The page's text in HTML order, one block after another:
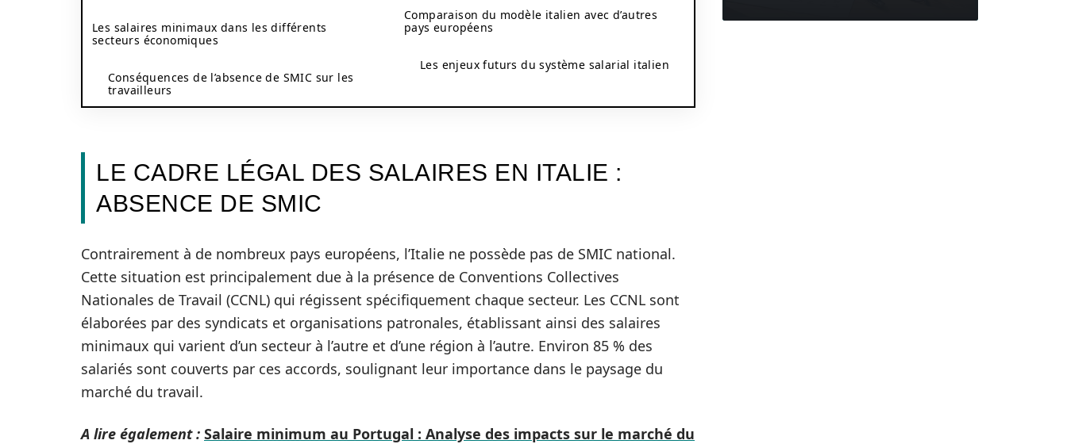
Les salaires minimaux dans les différents
secteurs économiques
Conséquences de l’absence de SMIC sur les
travailleurs
Comparaison du modèle italien avec d’autres
pays européens
Les enjeux futurs du système salarial italien
LE CADRE LÉGAL DES SALAIRES EN ITALIE :
ABSENCE DE SMIC
Contrairement à de nombreux pays européens, l’Italie ne possède pas de SMIC national.
Cette situation est principalement due à la présence de Conventions Collectives
Nationales de Travail (CCNL) qui régissent spécifiquement chaque secteur. Les CCNL sont
élaborées par des syndicats et organisations patronales, établissant ainsi des salaires
minimaux qui varient d’un secteur à l’autre et d’une région à l’autre. Environ 85 % des
salariés sont couverts par ces accords, soulignant leur importance dans le paysage du
marché du travail.
A lire également : Salaire minimum au Portugal : Analyse des impacts sur le marché du